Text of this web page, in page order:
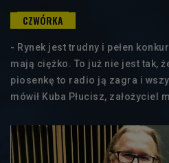
- Rynek jest trudny i pełen
mają ciężko. To już nie jest tak,
piosenkę to radio ją zagra i
mówił Kuba Płucisz, założyciel